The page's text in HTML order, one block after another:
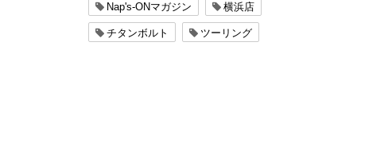
Nap's-ONマガジン 横浜店
チタンボルト ツーリング